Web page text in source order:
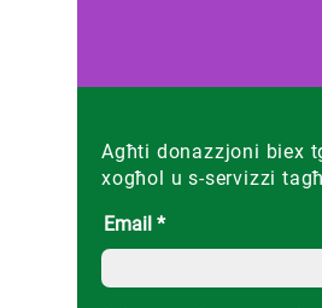
Agħti donazzjoni biex
xogħol u s-servizzi
Email